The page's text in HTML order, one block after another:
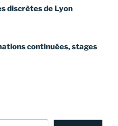
discrètes de Lyon
continuées, stages